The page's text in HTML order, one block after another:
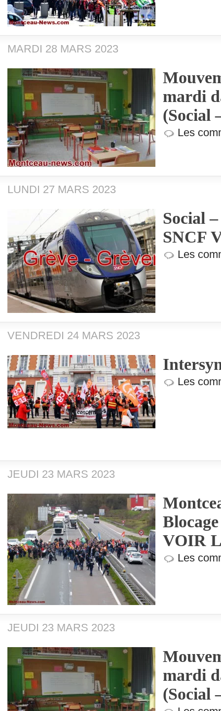
MARDI 28 MARS 2023
mardi
(Social
Les
LUNDI 27 MARS 2023
Social
SNCF
Les
VENDREDI 24 MARS 2023
Les
JEUDI 23 MARS 2023
VOIR
Les
JEUDI 23 MARS 2023
mardi
(Social